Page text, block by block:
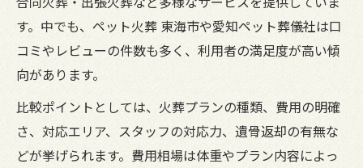
す。中でも、ペット火葬 東海市や愛知ペット葬儀社は口
コミやレビューの件数も多く、利用者の満足度が高い傾
向があります。
比較ポイントとしては、火葬プランの種類、費用の明確
さ、対応エリア、スタッフの対応力、遺骨返却の有無な
どが挙げられます。費用相場は体重やプラン内容によっ